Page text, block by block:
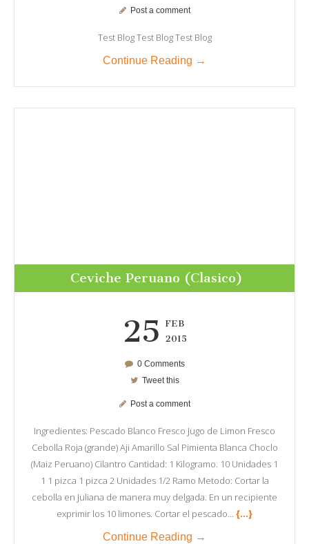
Post a comment
Test Blog Test Blog Test Blog
Continue Reading →
Ceviche Peruano (Clasico)
25
FEB
2015
0 Comments
Tweet this
Post a comment
Ingredientes: Pescado Blanco Fresco Jugo de Limon Fresco
Cebolla Roja (grande) Aji Amarillo Sal Pimienta Blanca Choclo
(Maiz Peruano) Cilantro Cantidad: 1 Kilogramo. 10 Unidades 1
1 1 pizca 1 pizca 2 Unidades 1/2 Ramo Metodo: Cortar la
cebolla en Juliana de manera muy delgada. En un recipiente
exprimir los 10 limones. Cortar el pescado... {...}
Continue Reading →